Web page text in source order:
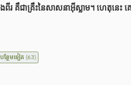
ាំងពីរ គឺជាគ្រឹះនៃសាសនាអ៊ីស្លាម។ ហេ
បន្ថែមទៀត(63)